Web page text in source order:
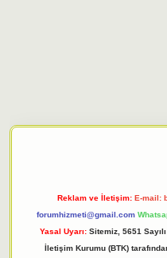
Reklam ve İletişim: E-mail:
forumhizmeti@gmail.com
Yasal Uyarı: Sitemiz, 5651
İletişim Kurumu (BTK)